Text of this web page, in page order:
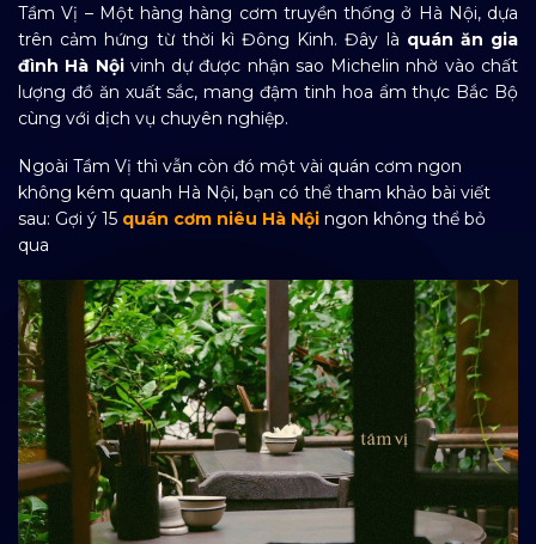
Tầm Vị – Một hàng hàng cơm truyền thống ở Hà Nội, dựa
trên cảm hứng từ thời kì Đông Kinh. Đây là quán ăn gia
đình Hà Nộivinh dự được nhận sao Michelin nhờ vào chất
lượng đồ ăn xuất sắc, mang đậm tinh hoa ẩm thực Bắc Bộ
cùng với dịch vụ chuyên nghiệp.
Ngoài Tầm Vị thì vẫn còn đó một vài quán cơm ngon
không kém quanh Hà Nội, bạn có thể tham khảo bài viết
sau: Gợi ý 15 quán cơm niêu Hà Nội ngon không thể bỏ
qua